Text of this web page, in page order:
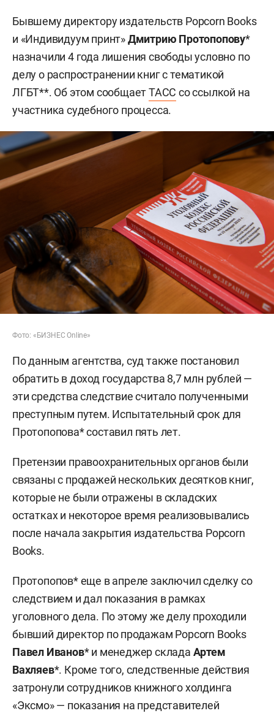
Бывшему директору издательств Popcorn Books
и «Индивидуум принт»Дмитрию Протопопову*
назначили 4 года лишения свободы условно по
делу о распространении книг с тематикой
ЛГБТ**. Об этом сообщаетТАСС со ссылкой на
участника судебного процесса.
Фото: «БИЗНЕС Online»
По данным агентства, суд также постановил
обратить в доход государства 8,7 млн рублей —
эти средства следствие считало полученными
преступным путем. Испытательный срок для
Протопопова* составил пять лет.
Претензии правоохранительных органов были
связаны с продажей нескольких десятков книг,
которые не были отражены в складских
остатках и некоторое время реализовывались
после начала закрытия издательства Popcorn
Books.
Протопопов* еще в апреле заключил сделку со
следствием и дал показания в рамках
уголовного дела. По этому же делу проходили
бывший директор по продажам Popcorn Books
Павел Иванов* и менеджер склада Артем
Вахляев*. Кроме того, следственные действия
затронули сотрудников книжного холдинга
«Эксмо» — показания на представителей